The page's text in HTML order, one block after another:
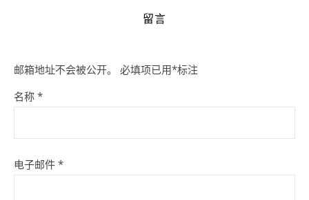
留言
邮箱地址不会被公开。 必填项已用*标注
名称 *
电子邮件 *